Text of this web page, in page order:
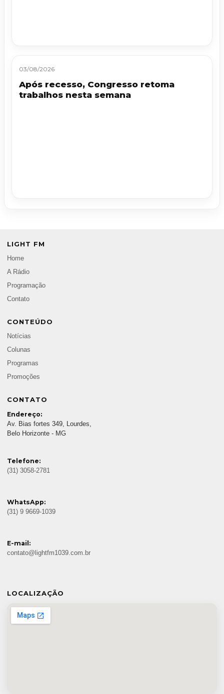
03/08/2026
Após recesso, Congresso retoma
trabalhos nesta semana
LIGHT FM
Home
A Rádio
Programação
Contato
CONTEÚDO
Notícias
Colunas
Programas
Promoções
CONTATO
Endereço:
Av. Bias fortes 349, Lourdes,
Belo Horizonte - MG
Telefone:
(31) 3058-2781
WhatsApp:
(31) 9 9669-1039
E-mail:
contato@lightfm1039.com.br
LOCALIZAÇÃO